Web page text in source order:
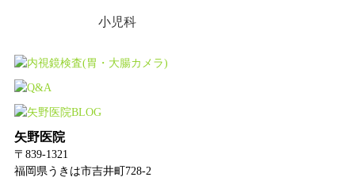
小児科
矢野医院
〒839-1321
福岡県うきは市吉井町728-2